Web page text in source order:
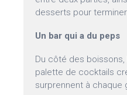
desserts pour
Un bar qui a du peps
Du côté des
palette de cocktails
surprennent à chaque